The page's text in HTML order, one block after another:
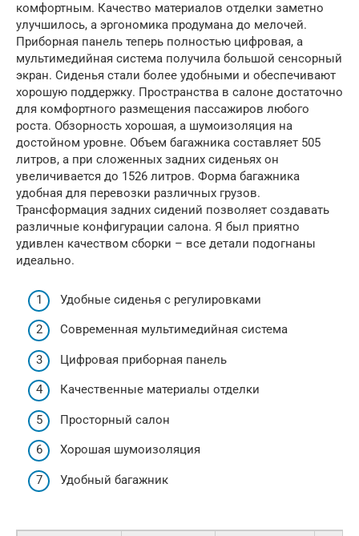
комфортным. Качество материалов отделки заметно
улучшилось, а эргономика продумана до мелочей.
Приборная панель теперь полностью цифровая, а
мультимедийная система получила большой сенсорный
экран. Сиденья стали более удобными и обеспечивают
хорошую поддержку. Пространства в салоне достаточно
для комфортного размещения пассажиров любого
роста. Обзорность хорошая, а шумоизоляция на
достойном уровне. Объем багажника составляет 505
литров, а при сложенных задних сиденьях он
увеличивается до 1526 литров. Форма багажника
удобная для перевозки различных грузов.
Трансформация задних сидений позволяет создавать
различные конфигурации салона. Я был приятно
удивлен качеством сборки – все детали подогнаны
идеально.
Удобные сиденья с регулировками
Современная мультимедийная система
Цифровая приборная панель
Качественные материалы отделки
Просторный салон
Хорошая шумоизоляция
Удобный багажник